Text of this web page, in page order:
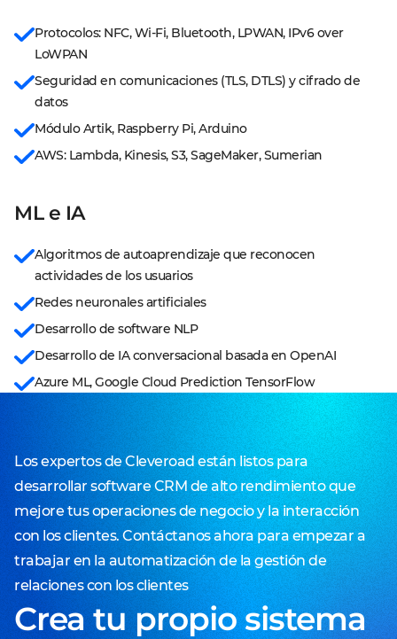
Protocolos: NFC, Wi-Fi, Bluetooth, LPWAN, IPv6 over
LoWPAN
Seguridad en comunicaciones (TLS, DTLS) y cifrado de
datos
Módulo Artik, Raspberry Pi, Arduino
AWS: Lambda, Kinesis, S3, SageMaker, Sumerian
ML e IA
Algoritmos de autoaprendizaje que reconocen
actividades de los usuarios
Redes neuronales artificiales
Desarrollo de software NLP
Desarrollo de IA conversacional basada en OpenAI
Azure ML, Google Cloud Prediction TensorFlow
Los expertos de Cleveroad están listos para
desarrollar software CRM de alto rendimiento que
mejore tus operaciones de negocio y la interacción
con los clientes. Contáctanos ahora para empezar a
trabajar en la automatización de la gestión de
relaciones con los clientes
Crea tu propio sistema